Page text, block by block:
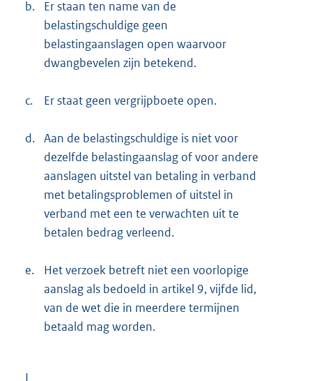
b.
Er staan ten name van de
belastingschuldige geen
belastingaanslagen open waarvoor
dwangbevelen zijn betekend.
c. Er staat geen vergrijpboete open.
d. Aan de belastingschuldige is niet voor
dezelfde belastingaanslag of voor andere
aanslagen uitstel van betaling in verband
met betalingsproblemen of uitstel in
verband met een te verwachten uit te
betalen bedrag verleend.
e.
Het verzoek betreft niet een voorlopige
aanslag als bedoeld in artikel 9, vijfde lid,
van de wet die in meerdere termijnen
betaald mag worden.
I